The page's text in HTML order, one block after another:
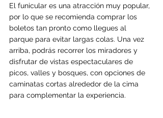
El funicular es una atracción muy popular,
por lo que se recomienda comprar los
boletos tan pronto como llegues al
parque para evitar largas colas. Una vez
arriba, podrás recorrer los miradores y
disfrutar de vistas espectaculares de
picos, valles y bosques, con opciones de
caminatas cortas alrededor de la cima
para complementar la experiencia.